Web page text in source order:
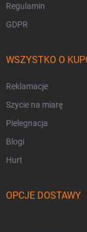
Regulamin
GDPR
WSZYSTKO O
Reklamacje
Szycie na miarę
Pielegnacja
Blogi
Hurt
OPCJE DOSTAWY